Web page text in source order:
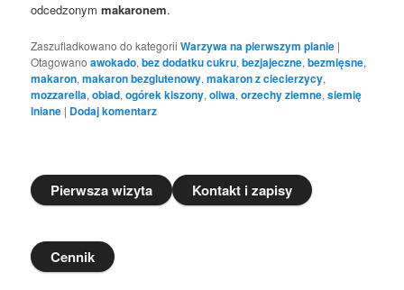
odcedzonymmakaronem.
Zaszufladkowano do kategorii Warzywa na pierwszym planie |
Otagowano awokado,bez dodatku cukru,bezjajeczne,bezmięsne,
makaron,makaron bezglutenowy,makaron z ciecierzycy,
mozzarella,obiad,ogórek kiszony,oliwa,orzechy ziemne,siemię
lniane | Dodaj komentarz
Pierwsza wizyta Kontakt i zapisy
Cennik